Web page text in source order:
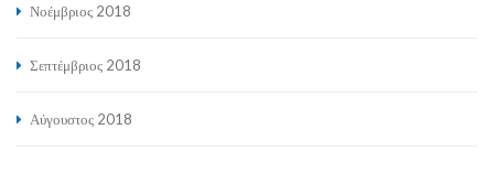
Νοέμβριος 2018
Σεπτέμβριος 2018
Αύγουστος 2018